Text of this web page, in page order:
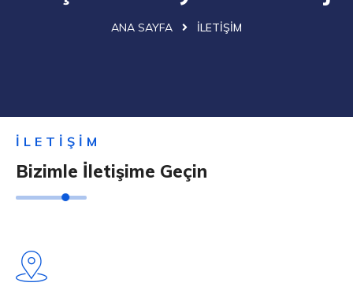
ANA SAYFA İLETIŞIM
İLETIŞIM
Bizimle İletişime Geçin